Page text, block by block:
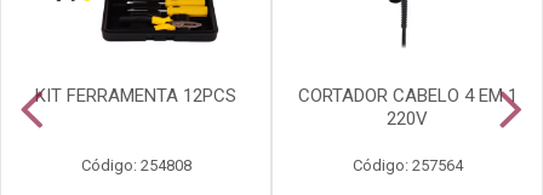
KIT FERRAMENTA 12PCS
Código: 254808
CORTADOR CABELO 4 EM 1
220V
Código: 257564